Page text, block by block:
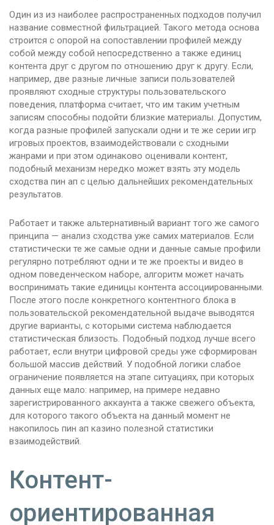
Один из из наиболее распространенных подходов получил
название совместной фильтрацией. Такого метода основа
строится с опорой на сопоставлении профилей между
собой между собой непосредственно а также единиц
контента друг с другом по отношению друг к другу. Если,
например, две разные личные записи пользователей
проявляют сходные структуры пользовательского
поведения, платформа считает, что им таким учетным
записям способны подойти близкие материалы. Допустим,
когда разные профилей запускали одни и те же серии игр
игровых проектов, взаимодействовали с сходными
жанрами и при этом одинаково оценивали контент,
подобный механизм нередко может взять эту модель
сходства пин ап с целью дальнейших рекомендательных
результатов.
Работает и также альтернативный вариант того же самого
принципа — анализ сходства уже самих материалов. Если
статистически те же самые одни и данные самые профили
регулярно потребляют одни и те же проекты и видео в
одном поведенческом наборе, алгоритм может начать
воспринимать такие единицы контента ассоциированными.
После этого после конкретного контентного блока в
пользовательской рекомендательной выдаче выводятся
другие варианты, с которыми система наблюдается
статистическая близость. Подобный подход лучше всего
работает, если внутри цифровой среды уже сформирован
большой массив действий. У подобной логики слабое
ограничение появляется на этапе ситуациях, при которых
данных еще мало: например, на примере недавно
зарегистрированного аккаунта а также свежего объекта,
для которого такого объекта на данный момент не
накопилось пин ап казино полезной статистики
взаимодействий.
Контент-
ориентированная